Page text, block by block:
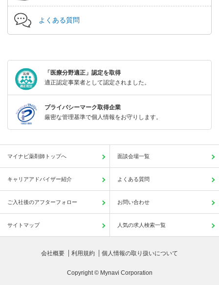
よくある質問
「医療分野適正」認定を取得
適正認定事業者として認定されました。
プライバシーマーク取得企業
厳密な管理基準で個人情報をお守りします。
マイナビ薬剤師トップへ 面談会場一覧
キャリアアドバイザー紹介 よくある質問
ご入社後のアフターフォロー お問い合わせ
サイトマップ 人気の求人検索一覧
会社概要 利用規約 個人情報の取り扱いについて
Copyright © Mynavi Corporation